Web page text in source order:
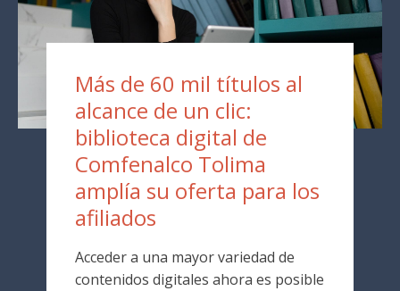
Más de 60 mil títulos al
alcance de un clic:
biblioteca digital de
Comfenalco Tolima
amplía su oferta para los
afiliados
Acceder a una mayor variedad de
contenidos digitales ahora es posible